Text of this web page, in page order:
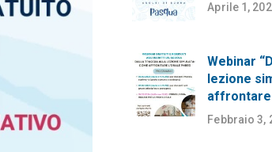
Aprile 1,
Webinar
lezione
affrontare
Febbraio 3,